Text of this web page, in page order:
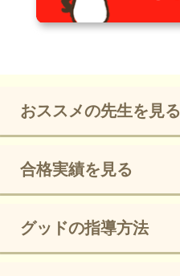
おススメの先生を見る
合格実績を見る
グッドの指導方法